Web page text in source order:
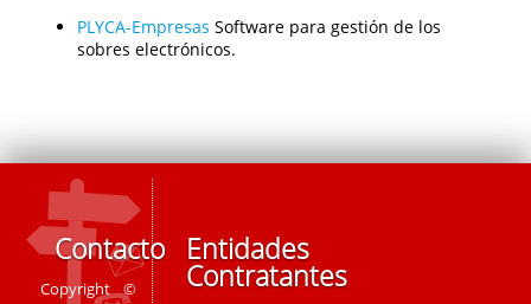
PLYCA-Empresas Software para gestión de los
sobres electrónicos.
Contacto
Copyright ©
Entidades
Contratantes